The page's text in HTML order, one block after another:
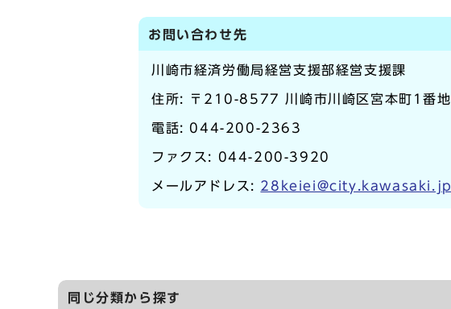
お問い合わせ先
川崎市経済労働局経営支援部経営支援課
住所: 〒210-8577 川崎市川崎区宮本町1番地
電話: 044-200-2363
ファクス: 044-200-3920
メールアドレス: 28keiei@city.kawasaki.jp
同じ分類から探す